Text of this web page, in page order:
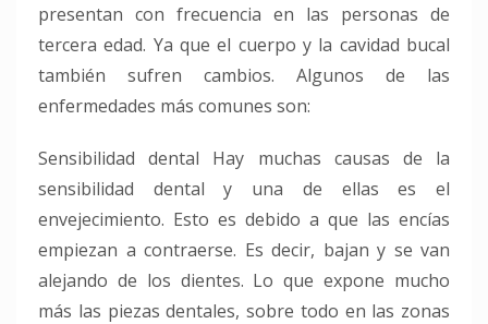
presentan con frecuencia en las personas de
tercera edad. Ya que el cuerpo y la cavidad bucal
también sufren cambios. Algunos de las
enfermedades más comunes son:
Sensibilidad dental Hay muchas causas de la
sensibilidad dental y una de ellas es el
envejecimiento. Esto es debido a que las encías
empiezan a contraerse. Es decir, bajan y se van
alejando de los dientes. Lo que expone mucho
más las piezas dentales, sobre todo en las zonas